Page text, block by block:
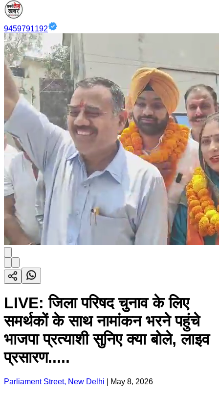
9459791192
LIVE: जिला परिषद चुनाव के लिए
समर्थकों के साथ नामांकन भरने पहुंचे
भाजपा प्रत्याशी सुनिए क्या बोले, लाइव
प्रसारण.....
Parliament Street, New Delhi May 8, 2026